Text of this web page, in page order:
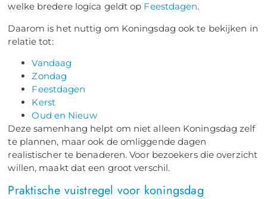
welke bredere logica geldt op Feestdagen.
Daarom is het nuttig om Koningsdag ook te bekijken in
relatie tot:
Vandaag
Zondag
Feestdagen
Kerst
Oud en Nieuw
Deze samenhang helpt om niet alleen Koningsdag zelf
te plannen, maar ook de omliggende dagen
realistischer te benaderen. Voor bezoekers die overzicht
willen, maakt dat een groot verschil.
Praktische vuistregel voor koningsdag